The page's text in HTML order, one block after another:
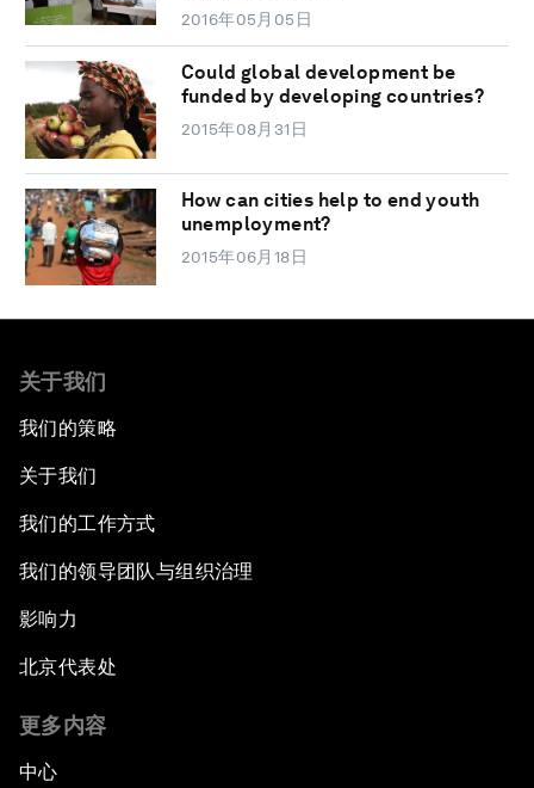
2016年05月05日
Could global development be
funded by developing countries?
2015年08月31日
How can cities help to end youth
unemployment?
2015年06月18日
关于我们
我们的策略
关于我们
我们的工作方式
我们的领导团队与组织治理
影响力
北京代表处
更多内容
中心